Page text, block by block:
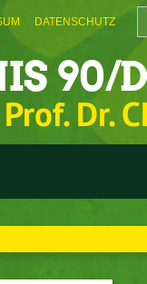
DATENSCHUTZ
90/
Prof. Dr.